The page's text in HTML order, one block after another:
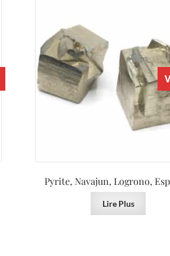
Pyrite, Navajun, Logrono,
Lire Plus